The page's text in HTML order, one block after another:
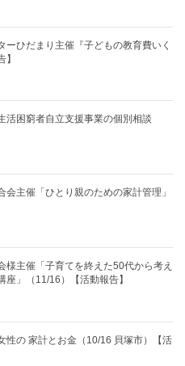
ーひだまり主催『子どもの教育費いく
活困窮者自立支援事業の個別相談
会主催「ひとり親のための家計管理」
様主催「子育てを終えた50代から考え
座」（11/16）【活動報告】
性の 家計とお金（10/16 貝塚市）【活